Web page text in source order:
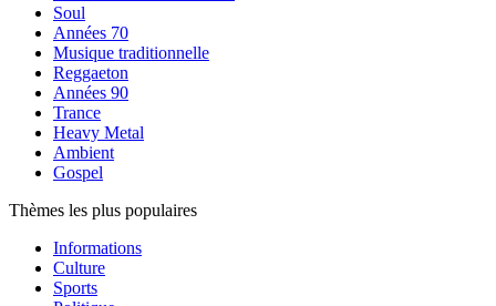
Soul
Années 70
Musique traditionnelle
Reggaeton
Années 90
Trance
Heavy Metal
Ambient
Gospel
Thèmes les plus populaires
Informations
Culture
Sports